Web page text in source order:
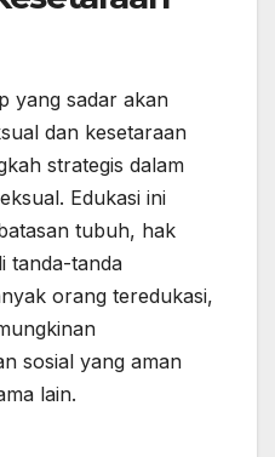
yang sadar akan
dan kesetaraan
strategis dalam
Edukasi ini
tubuh, hak
tanda-tanda
orang teredukasi,
sosial yang aman
lain.